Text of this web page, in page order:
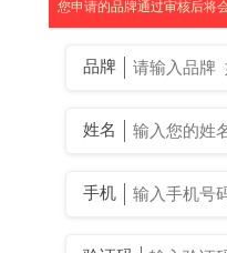
您申请的品牌通过审核后将
品牌
姓名
手机